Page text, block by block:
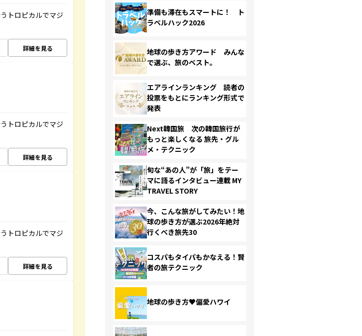
トロピカルでマジ
詳細を見る
トロピカルでマジ
詳細を見る
トロピカルでマジ
詳細を見る
準備も滞在もスマートに！ ト
ラベルハック2026
地球の歩き方アワード みんな
で選ぶ、旅のベスト。
エアラインランキング 読者の
投票をもとにランキング形式で
発表
Next韓国旅 次の韓国旅行が
もっと楽しくなる 旅先・グル
メ・テクニック
旬な“あの人”が「旅」をテー
マに語るインタビュー連載 MY
TRAVEL STORY
今、こんな旅がしてみたい！地
球の歩き方が選ぶ2026年絶対
行くべき旅先30
コスパもタイパもかなえる！賢
者の旅テクニック
地球の歩き方♥偏愛ハワイ